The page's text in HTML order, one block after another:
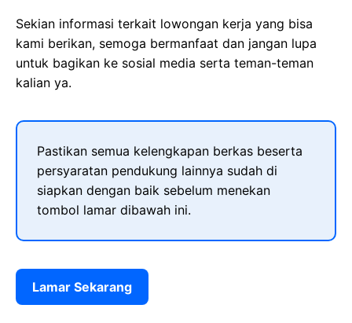
Sekian informasi terkait lowongan kerja yang bisa
kami berikan, semoga bermanfaat dan jangan lupa
untuk bagikan ke sosial media serta teman-teman
kalian ya.
Pastikan semua kelengkapan berkas beserta
persyaratan pendukung lainnya sudah di
siapkan dengan baik sebelum menekan
tombol lamar dibawah ini.
Lamar Sekarang